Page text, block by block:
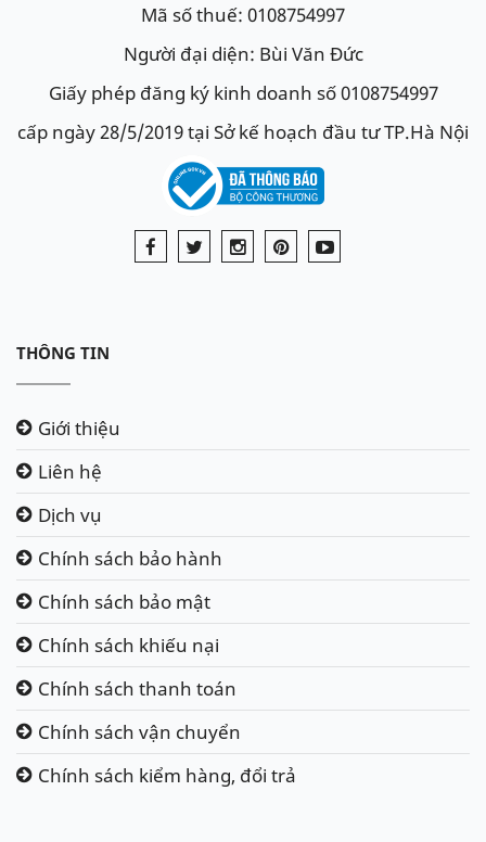
Mã số thuế: 0108754997
Người đại diện: Bùi Văn Đức
Giấy phép đăng ký kinh doanh số 0108754997
cấp ngày 28/5/2019 tại Sở kế hoạch đầu tư TP.Hà Nội
THÔNG TIN
Giới thiệu
Liên hệ
Dịch vụ
Chính sách bảo hành
Chính sách bảo mật
Chính sách khiếu nại
Chính sách thanh toán
Chính sách vận chuyển
Chính sách kiểm hàng, đổi trả